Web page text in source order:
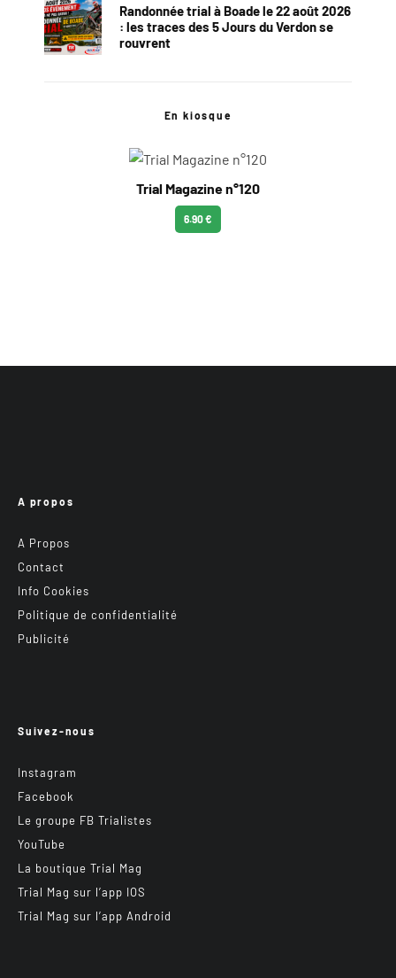
Randonnée trial à Boade le 22 août 2026
: les traces des 5 Jours du Verdon se
rouvrent
En kiosque
Trial Magazine n°120
6.90 €
A propos
A Propos
Contact
Info Cookies
Politique de confidentialité
Publicité
Suivez-nous
Instagram
Facebook
Le groupe FB Trialistes
YouTube
La boutique Trial Mag
Trial Mag sur l’app IOS
Trial Mag sur l’app Android